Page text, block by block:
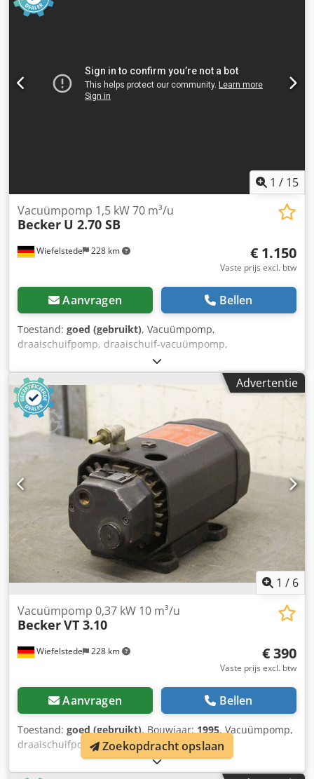
1 / 15
Wiefelstede 228 km
Vacuümpomp 1,5 kW 70 m³/u
Becker U 2.70 SB
€ 1.150
Vaste prijs excl. btw
Aanvragen Bellen
Toestand: goed (gebruikt), Vacuümpomp,
draaischuifpomp, draaischuif-vacuümpomp,
druk-/vacuümpomp, draaischuif druk-/vacuümpomp -
Fabrikant: Becker, vacuümpomp type U 2.70 SB -
Aandrijving: 1,5 kW -Volumestroom: 70 m³/u Dsdpfx
Ahjcilmds Rock -Maximale druk: 20 mbar -Toerental: 1420
tpm -Aantal: 2 pompen beschikbaar -Prijs: per stuk -
Afmetingen: 640/380/H440 mm / 760/360/H425 mm -
Gewicht: 60 kg/st.
Advertentie
1 / 6
Wiefelstede 228 km
Vacuümpomp 0,37 kW 10 m³/u
BeckerVT 3.10
€ 390
Vaste prijs excl. btw
Aanvragen Bellen
Toestand: goed (gebruikt), Bouwjaar:1995, Vacuümpomp,
draaischuifpomp, draaischuif-vacuümpomp,
druk-/vacuümpomp, draaischuif-druk-/vacuümpomp -
Aandrijving: 0,37/0,45 kW -Opbrengst: 10/12 m³/u -Max.
Zoekopdracht opslaan